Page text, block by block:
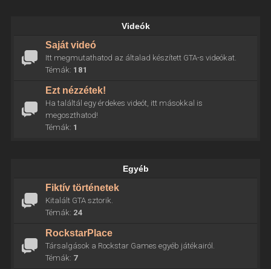
Videók
Saját videó
Itt megmutathatod az általad készített GTA-s videókat.
Témák: 181
Ezt nézzétek!
Ha találtál egy érdekes videót, itt másokkal is
megoszthatod!
Témák: 1
Egyéb
Fiktív történetek
Kitalált GTA sztorik.
Témák: 24
RockstarPlace
Társalgások a Rockstar Games egyéb játékairól.
Témák: 7